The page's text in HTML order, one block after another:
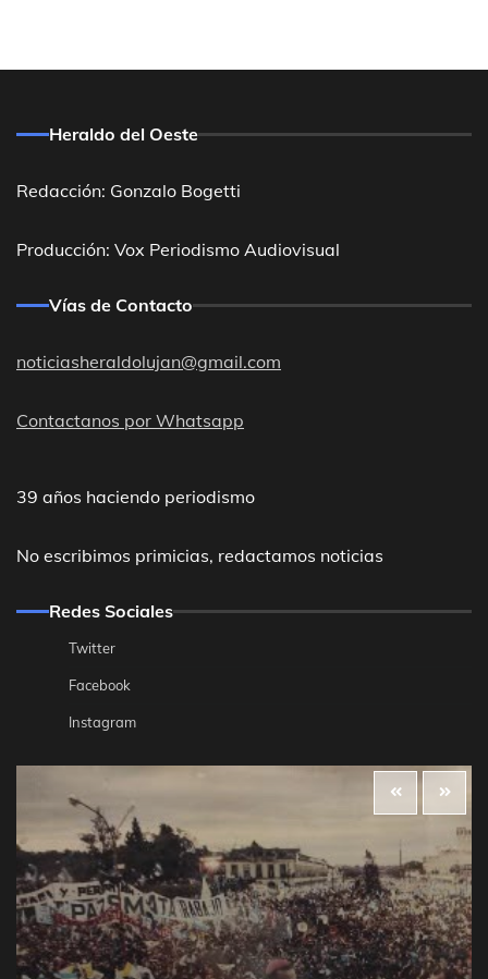
Heraldo del Oeste
Redacción: Gonzalo Bogetti
Producción: Vox Periodismo Audiovisual
Vías de Contacto
noticiasheraldolujan@gmail.com
Contactanos por Whatsapp
39 años haciendo periodismo
No escribimos primicias, redactamos noticias
Redes Sociales
Twitter
Facebook
Instagram